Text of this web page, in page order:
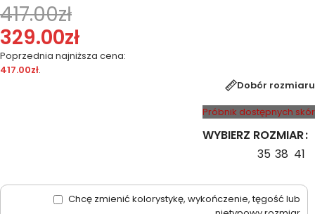
417.00zł
329.00zł
Poprzednia najniższa cena:
417.00zł.
Dobór rozmiaru
Próbnik dostępnych skór
WYBIERZ ROZMIAR
35 38 41
Chcę zmienić kolorystykę, wykończenie, tęgość lub